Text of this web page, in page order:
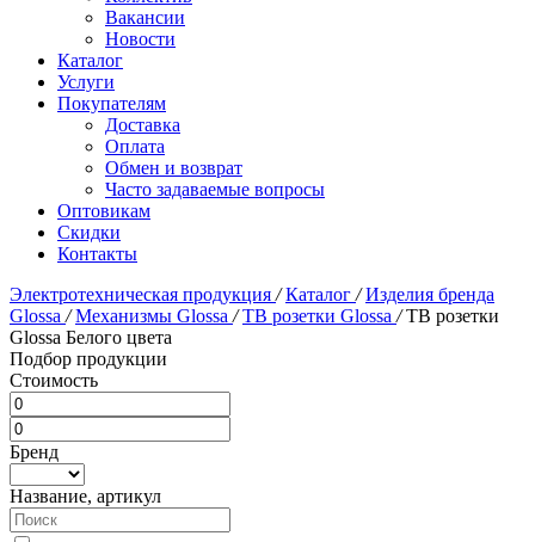
Вакансии
Новости
Каталог
Услуги
Покупателям
Доставка
Оплата
Обмен и возврат
Часто задаваемые вопросы
Оптовикам
Скидки
Контакты
Электротехническая продукция / Каталог / Изделия бренда
Glossa / Механизмы Glossa / ТВ розетки Glossa / ТВ розетки
Glossa Белого цвета
Подбор продукции
Стоимость
Бренд
Название, артикул